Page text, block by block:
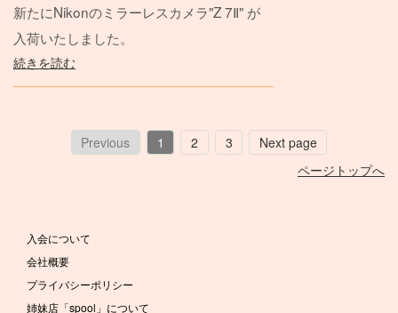
新たにNikonのミラーレスカメラ"Z 7Ⅱ" が
入荷いたしました。
続きを読む
Previous Next page
1 2
3
ページトップへ
入会について
会社概要
プライバシーポリシー
姉妹店「spool」について